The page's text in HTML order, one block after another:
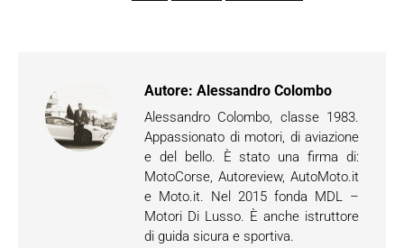
Autore: Alessandro Colombo
Alessandro Colombo, classe 1983.
Appassionato di motori, di aviazione
e del bello. È stato una firma di:
MotoCorse, Autoreview, AutoMoto.it
e Moto.it. Nel 2015 fonda MDL –
Motori Di Lusso. È anche istruttore
di guida sicura e sportiva.